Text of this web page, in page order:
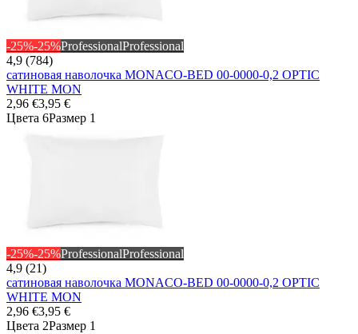
-25%-25%ProfessionalProfessional
4,9 (784)
сатиновая наволочка MONACO-BED 00-0000-0,2 OPTIC
WHITE MON
2,96 €3,95 €
Цвета 6Размер 1
-25%-25%ProfessionalProfessional
4,9 (21)
сатиновая наволочка MONACO-BED 00-0000-0,2 OPTIC
WHITE MON
2,96 €3,95 €
Цвета 2Размер 1